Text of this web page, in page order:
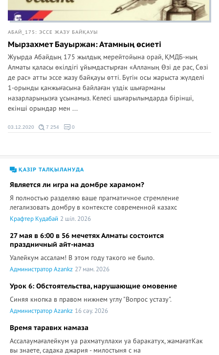
АБАЙ_175: ЭССЕ ЖАЗУ БАЙҚАУЫ
Мырзахмет Бауыржан: Атамның өсиеті
Жуырда Абайдың 175 жылдық мерейтойына орай, ҚМДБ-ның
Алматы қаласы өкілдігі ұйымдастырған «Алланың Өзі де рас, Сөзі
де рас» атты эссе жазу байқауы өтті. Бүгін осы жарыста жүлделі
1-орынды қанжығасына байлаған үздік шығарманы
назарларыңызға ұсынамыз. Келесі шығарылымдарда бірінші,
екінші орындар мен ...
03.12.2020 7 254 0
ҚАЗІР ТАЛҚЫЛАНУДА
Является ли игра на домбре харамом?
Я полностью разделяю ваше прагматичное стремление
легализовать домбру в контексте современной казахс
Крафтер Кудабай 2 шіл. 2026
27 мая в 6:00 в 56 мечетях Алматы состоится
праздничный айт-намаз
Уалейкум ассалам! В этом году такого не было.
Администратор Azankz 27 мам. 2026
Урок 6: Обстоятельства, нарушающие омовение
Синяя кнопка в правом нижнем углу "Вопрос устазу".
Администратор Azankz 16 сәу. 2026
Время таравих намаза
Ассалаумағалейкум уа рахматуллахи уа баракатух, жамағатКак
вы знаете, садака джария - милостыня с на